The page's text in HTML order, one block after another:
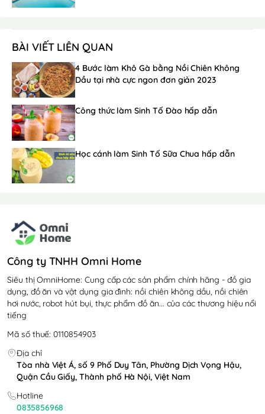
BÀI VIẾT LIÊN QUAN
4 Bước làm Khô Gà bằng Nồi Chiên Không
Dầu tại nhà cực ngon đơn giản 2023
Công thức làm Sinh Tố Đào hấp dẫn
Học cánh làm Sinh Tố Sữa Chua hấp dẫn
Công ty TNHH Omni Home
Siêu thị OmniHome: Cung cấp các sản phẩm chính hãng - đồ gia
dụng, đồ ăn và vật dụng gia đình: nồi chiên không dầu, nồi chiên
hơi nước, robot hút bụi, thực phẩm đồ ăn... của các thương hiệu nổi
tiếng
Mã số thuế: 0110854903
Địa chỉ
Tòa nhà Việt Á, số 9 Phố Duy Tân, Phường Dịch Vọng Hậu,
Quận Cầu Giấy, Thành phố Hà Nội, Việt Nam
Hotline
0835856968